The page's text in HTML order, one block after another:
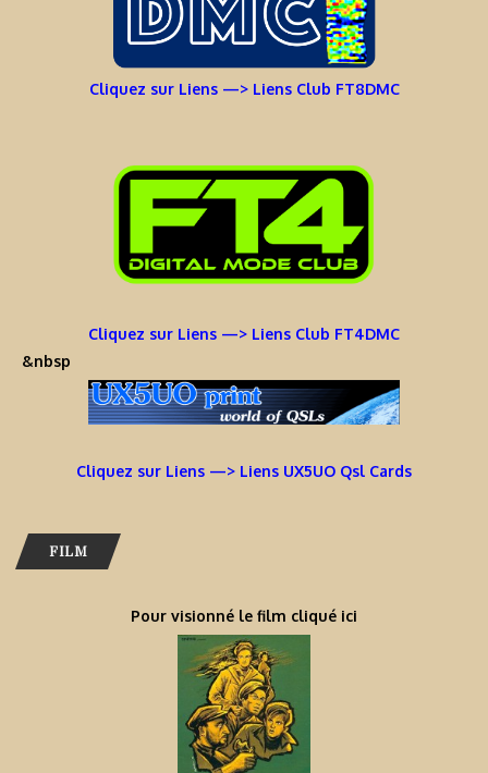
Cliquez sur Liens —> Liens Club FT8DMC
Cliquez sur Liens —> Liens Club FT4DMC
&nbsp
Cliquez sur Liens —> Liens UX5UO Qsl Cards
FILM
Pour visionné le film cliqué ici